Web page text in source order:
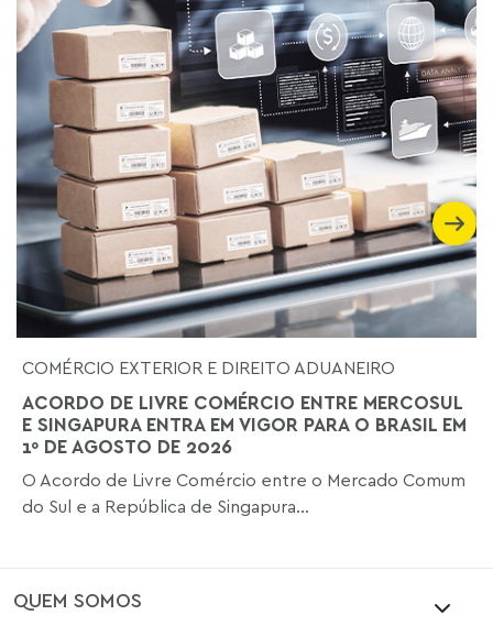
COMÉRCIO EXTERIOR E DIREITO ADUANEIRO
ACORDO DE LIVRE COMÉRCIO ENTRE MERCOSUL
E SINGAPURA ENTRA EM VIGOR PARA O BRASIL EM
1º DE AGOSTO DE 2026
O Acordo de Livre Comércio entre o Mercado Comum
do Sul e a República de Singapura...
QUEM SOMOS